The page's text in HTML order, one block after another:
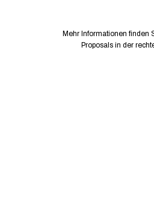
Mehr Informationen finden
Proposals in der